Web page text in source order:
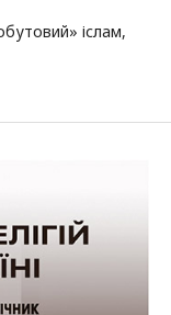
іслам,